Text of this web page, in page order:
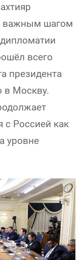
важным шагом
всего
президента
в Москву.
с Россией как
уровне